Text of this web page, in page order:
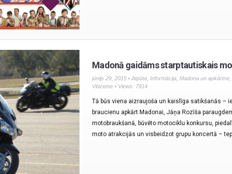
Madonā gaidāms starptautiskais
jūnijs 29, 2015 • Atpūta Informācija Madona un apkārtne
Vidzeme • Views: 7914
Tā būs viena aizraujoša un kaislīga satikšanās –
braucienu apkārt Madonai, Jāņa Rozīša
motobraukšanā, būvēto motociklu konkursu,
moto atrakcijās un visbeidzot grupu koncertā –